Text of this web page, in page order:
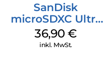
SanDisk
microSDXC Ultra
128 GB + Adapter
Mobile
36,90€
inkl. MwSt.